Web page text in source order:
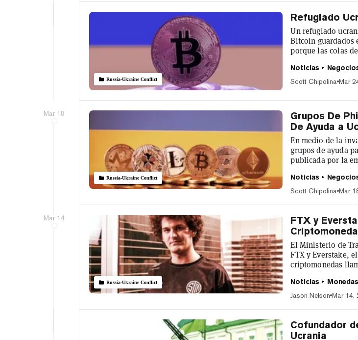
Russia-Ukraine Conflict
Refugiado
Un refugiado
Bitcoin guardados
porque las colas
de los ahorros de
conmigo". Fadey
Noticias
Scott Chipolina Mar
Mar 18
Russia-Ukraine Conflict
Grupos De
De Ayuda a
En medio de la
grupos de ayuda
publicada por la
organizaciones
refugiados y las
Noticias
Scott Chipolina Mar
Mar 14
Russia-Ukraine Conflict
FTX y
El Ministerio de
FTX y Everstake,
criptomonedas
BTC, ETH, USDT,
Noticias Monedas
Jason Nelson Mar 14,
Cofundador
Ucrania